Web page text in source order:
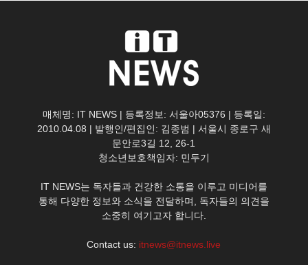
매체명: IT NEWS | 등록정보: 서울아05376 | 등록일:
2010.04.08 | 발행인/편집인: 김종범 | 서울시 종로구 새
문안로3길 12, 26-1
청소년보호책임자: 민두기
IT NEWS는 독자들과 건강한 소통을 이루고 미디어를
통해 다양한 정보와 소식을 전달하며, 독자들의 의견을
소중히 여기고자 합니다.
Contact us: itnews@itnews.live